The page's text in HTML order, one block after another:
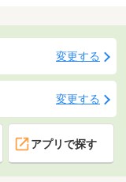
変更する
変更する
アプリで探す